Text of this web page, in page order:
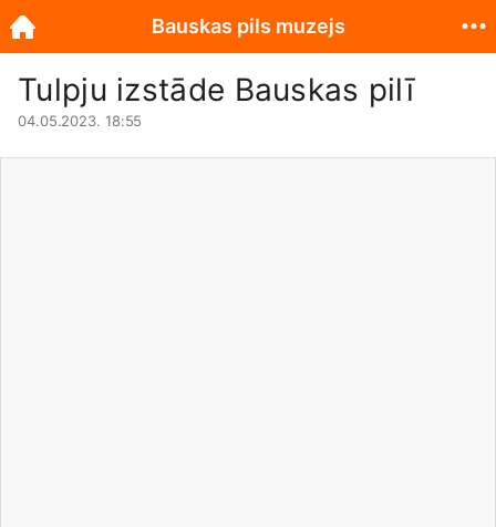
Tulpju izstāde Bauskas pilī
04.05.2023. 18:55
Bauskas pils muzejs